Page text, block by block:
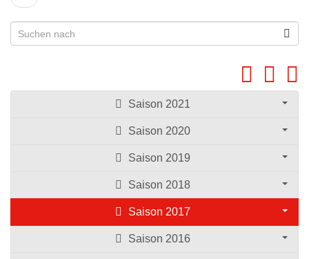
Saison 2021
Saison 2020
Saison 2019
Saison 2018
Saison 2017
Saison 2016